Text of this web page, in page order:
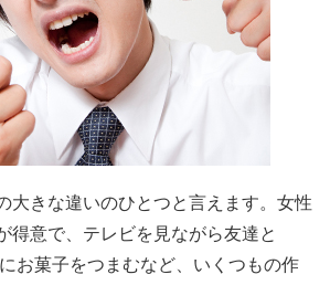
大きな違いのひとつと言えます。女性
得意で、テレビを見ながら友達と
お菓子をつまむなど、いくつもの作